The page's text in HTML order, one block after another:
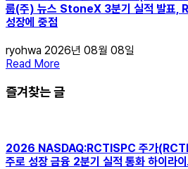
룹(주) 뉴스 StoneX 3분기 실적 발표,
성장에 중점
ryohwa 2026년 08월 08일
Read More
즐겨찾는 글
2026 NASDAQ:RCTISPC 주가
주로 성장 금융 2분기 실적 통화 하이라